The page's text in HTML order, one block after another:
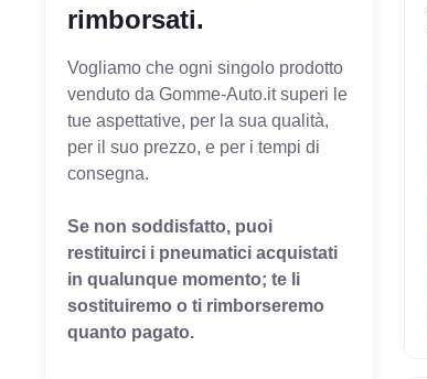
rimborsati.
Vogliamo che ogni singolo prodotto
venduto da Gomme-Auto.it superi le
tue aspettative, per la sua qualità,
per il suo prezzo, e per i tempi di
consegna.
Se non soddisfatto, puoi
restituirci i pneumatici acquistati
in qualunque momento; te li
sostituiremo o ti rimborseremo
quanto pagato.